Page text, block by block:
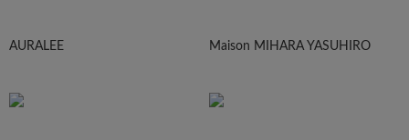
AURALEE Maison MIHARA YASUHIRO